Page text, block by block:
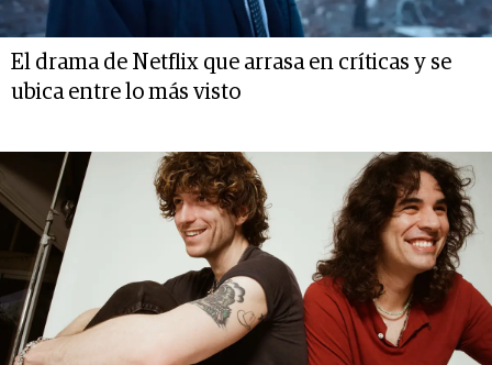
El drama de Netflix que arrasa en críticas y se
ubica entre lo más visto